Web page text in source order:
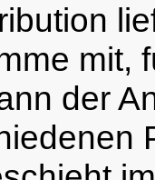
mit,
der